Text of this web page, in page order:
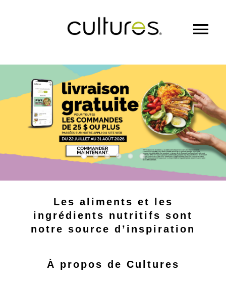
NOTRE HISTOIRE
FRANCHISES
CULTURES COLLECTIVES
NOUS TROUVER
Les aliments et les
ingrédients nutritifs sont
notre source d’inspiration
À propos de Cultures